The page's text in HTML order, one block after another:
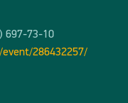
697-73-10
286432257/